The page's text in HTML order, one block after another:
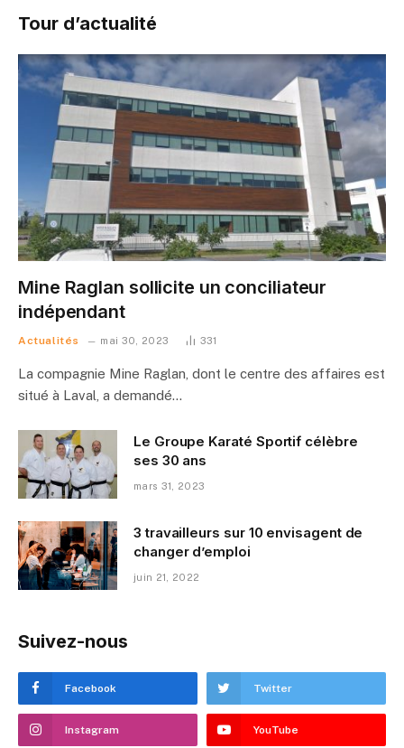
Tour d’actualité
Mine Raglan sollicite un conciliateur
indépendant
Actualités mai 30, 2023 331
La compagnie Mine Raglan, dont le centre des affaires est
situé à Laval, a demandé…
Le Groupe Karaté Sportif célèbre
ses 30 ans
mars 31, 2023
3 travailleurs sur 10 envisagent de
changer d’emploi
juin 21, 2022
Suivez-nous
Facebook Twitter
Instagram YouTube